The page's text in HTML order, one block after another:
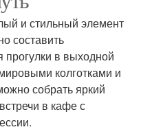
и стильный элемент
составить
в выходной
колготками и
собрать яркий
в кафе с